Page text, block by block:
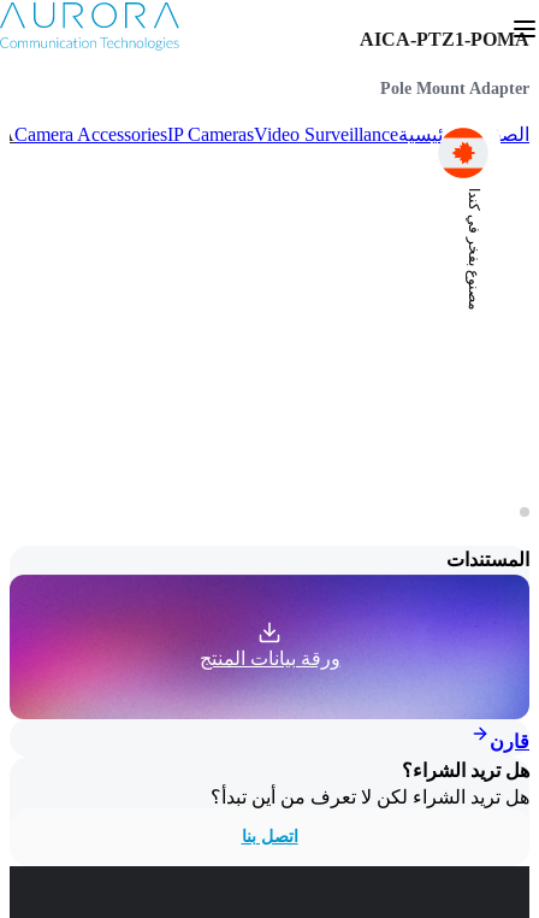
مصنوع بفخر في كندا
AICA-PTZ1-POMA
Pole Mount Adapter
الصفحة الرئيسيةVideo Surveillance
IP Cameras
Camera Accessories
المستندات
ورقة بيانات المنتج
قارن
هل تريد الشراء؟
هل تريد الشراء لكن لا تعرف من أين تبدأ؟
اتصل بنا